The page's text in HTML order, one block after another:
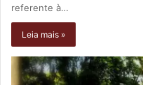
referente à…
Leia mais »